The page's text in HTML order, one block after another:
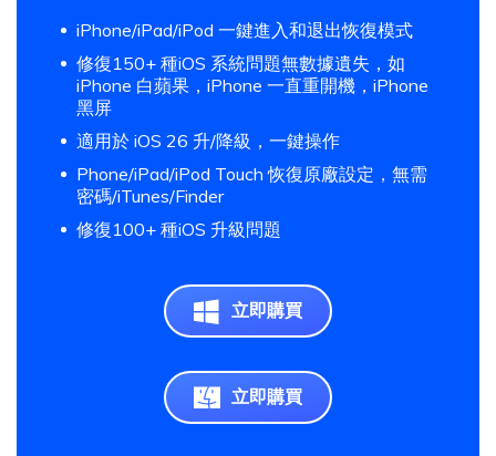
iPhone/iPad/iPod 一鍵進入和退出恢復模式
修復150+ 種iOS 系統問題無數據遺失，如
iPhone 白蘋果，iPhone 一直重開機，iPhone
黑屏
適用於 iOS 26 升/降級，一鍵操作
Phone/iPad/iPod Touch 恢復原廠設定，無需
密碼/iTunes/Finder
修復100+ 種iOS 升級問題
立即購買
立即購買